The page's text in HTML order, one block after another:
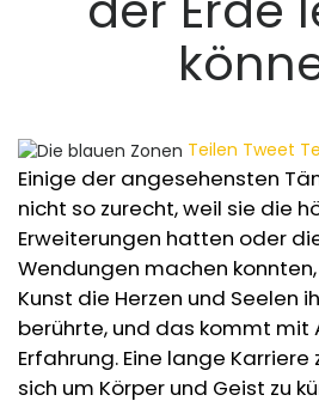
Teilen Tweet
Einige der angesehensten
nicht so zurecht, weil sie die
Erweiterungen hatten oder
Wendungen machen
Kunst die Herzen und Seelen
berührte, und das kommt mit
Erfahrung. Eine lange
sich um Körper und Geist zu